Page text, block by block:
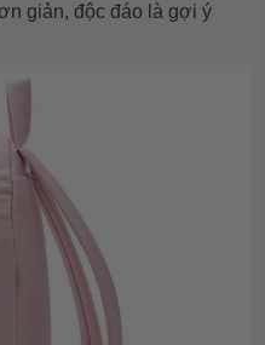
giản, độc đáo là gợi ý